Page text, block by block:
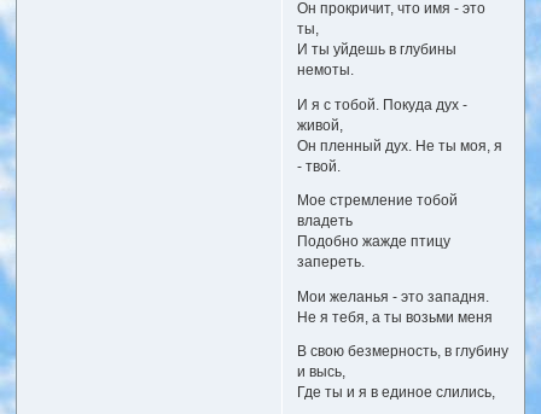
Он прокричит, что имя - это
ты,
И ты уйдешь в глубины
немоты.
И я с тобой. Покуда дух -
живой,
Он пленный дух. Не ты моя, я
- твой.
Мое стремление тобой
владеть
Подобно жажде птицу
запереть.
Мои желанья - это западня.
Не я тебя, а ты возьми меня
В свою безмерность, в глубину
и высь,
Где ты и я в единое слились,